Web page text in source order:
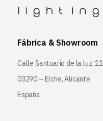
Fábrica & Showroom
Calle Santuario de la luz, 11
03290 – Elche, Alicante
España